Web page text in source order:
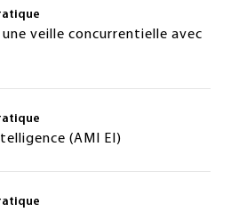
veille concurrentielle avec
(AMI EI)